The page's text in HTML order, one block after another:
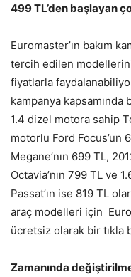
499 TL’den başlayan
Euromaster’ın bakım
tercih edilen
fiyatlarla
kampanya
1.4 dizel motora sahip
motorlu Ford Focus’un
Megane’nın 699 TL,
Octavia’nın 799 TL ve
Passat’ın ise 819 TL
araç modelleri için
ücretsiz olarak bir tıkla
Zamanında